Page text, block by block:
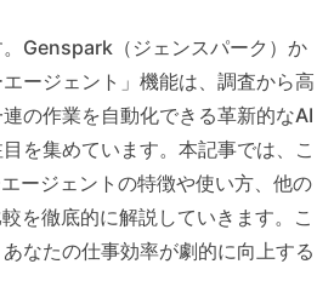
Genspark（ジェンスパーク）か
ージェント」機能は、調査から高
の作業を自動化できる革新的なAI
を集めています。本記事では、こ
ージェントの特徴や使い方、他の
を徹底的に解説していきます。こ
なたの仕事効率が劇的に向上する